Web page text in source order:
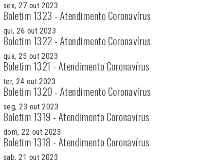
sex, 27 out 2023
Boletim 1323 - Atendimento Coronavírus
qui, 26 out 2023
Boletim 1322 - Atendimento Coronavírus
qua, 25 out 2023
Boletim 1321 - Atendimento Coronavírus
ter, 24 out 2023
Boletim 1320 - Atendimento Coronavírus
seg, 23 out 2023
Boletim 1319 - Atendimento Coronavírus
dom, 22 out 2023
Boletim 1318 - Atendimento Coronavírus
sab, 21 out 2023